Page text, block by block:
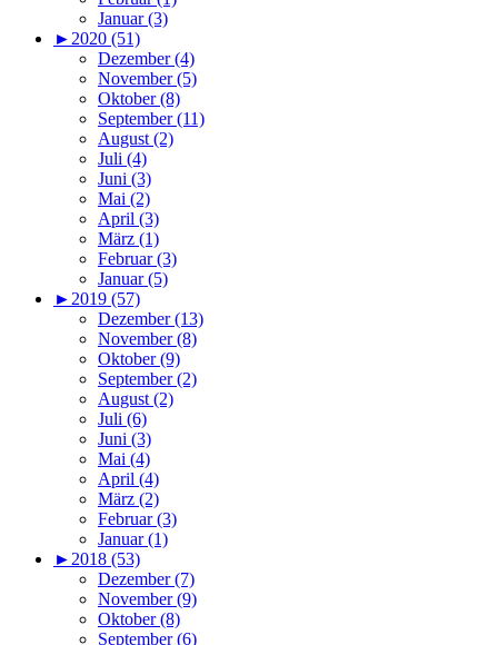
Januar (3)
► 2020 (51)
Dezember (4)
November (5)
Oktober (8)
September (11)
August (2)
Juli (4)
Juni (3)
Mai (2)
April (3)
März (1)
Februar (3)
Januar (5)
► 2019 (57)
Dezember (13)
November (8)
Oktober (9)
September (2)
August (2)
Juli (6)
Juni (3)
Mai (4)
April (4)
März (2)
Februar (3)
Januar (1)
► 2018 (53)
Dezember (7)
November (9)
Oktober (8)
September (6)